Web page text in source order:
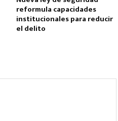
reformula capacidades
institucionales para reducir
el delito